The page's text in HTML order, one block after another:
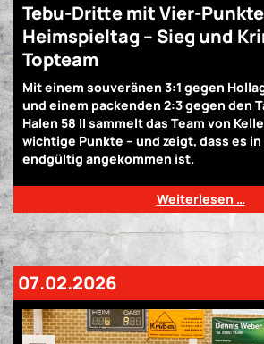
Tebu-Dritte mit Vier-
Heimspieltag – Sieg und
Topteam
Mit einem souveränen 3:1 gegen
und einem packenden 2:3 gegen den
Halen 58 II sammelt das Team von
wichtige Punkte – und zeigt, dass es
endgültig angekommen ist.
Weiterlesen …
07.02.2026